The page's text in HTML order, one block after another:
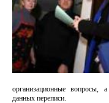
организационные вопросы,
данных переписи.